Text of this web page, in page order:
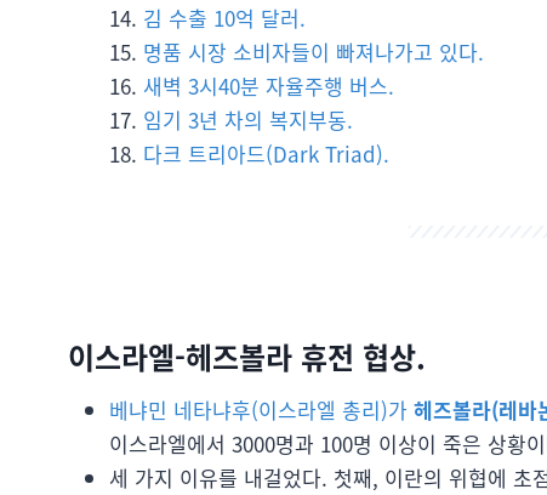
김 수출 10억 달러.
명품 시장 소비자들이 빠져나가고 있다.
새벽 3시40분 자율주행 버스.
임기 3년 차의 복지부동.
다크 트리아드(Dark Triad).
이스라엘-헤즈볼라 휴전 협상.
베냐민 네타냐후(이스라엘 총리)가 헤즈볼라(레바
이스라엘에서 3000명과 100명 이상이 죽은 상황
세 가지 이유를 내걸었다. 첫째, 이란의 위협에 초